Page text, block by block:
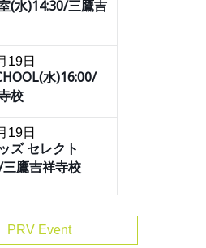
(水)14:30/三鷹吉
19日
水)16:00/
校
19日
ズ セレクト
鷹吉祥寺校
PRV Event